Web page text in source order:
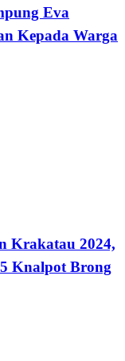
Eva
Kepada Warga
Krakatau 2024,
Knalpot Brong